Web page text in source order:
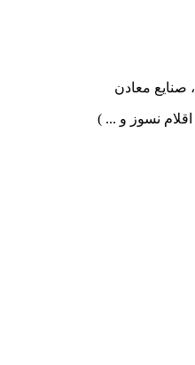
صنایع معادن
اقلام نسوز و ... )